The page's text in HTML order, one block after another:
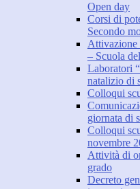
Open day
Corsi di
Secondo
Attivazione
– Scuola
Laboratori
natalizio di
Colloqui
giornata di
Colloqui
novembre
Attività di
grado
Decreto